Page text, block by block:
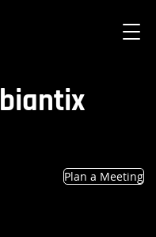
biantix
Plan a Meeting